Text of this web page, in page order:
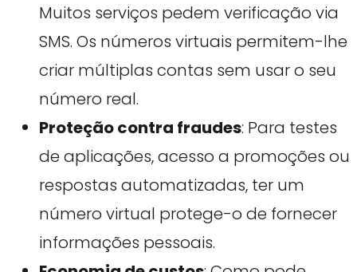
Muitos serviços pedem verificação via
SMS. Os números virtuais permitem-lhe
criar múltiplas contas sem usar o seu
número real.
Proteção contra fraudes: Para testes
de aplicações, acesso a promoções ou
respostas automatizadas, ter um
número virtual protege-o de fornecer
informações pessoais.